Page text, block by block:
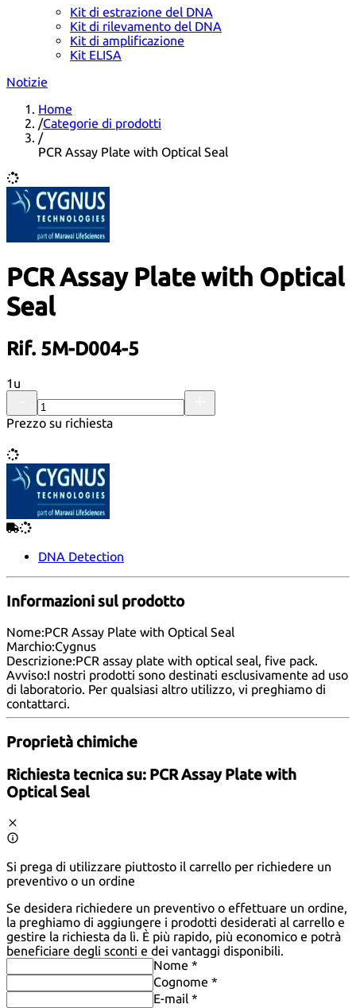
Kit di estrazione del DNA
Kit di rilevamento del DNA
Kit di amplificazione
Kit ELISA
Notizie
Home
/Categorie di prodotti
/
PCR Assay Plate with Optical Seal
PCR Assay Plate with Optical
Seal
Rif. 5M-D004-5
1u
Prezzo su richiesta
DNA Detection
Informazioni sul prodotto
Nome:PCR Assay Plate with Optical Seal
Marchio:Cygnus
Descrizione:PCR assay plate with optical seal, five pack.
Avviso:I nostri prodotti sono destinati esclusivamente ad uso
di laboratorio. Per qualsiasi altro utilizzo, vi preghiamo di
contattarci.
Proprietà chimiche
Richiesta tecnica su: PCR Assay Plate with
Optical Seal
Si prega di utilizzare piuttosto il carrello per richiedere un
preventivo o un ordine
Se desidera richiedere un preventivo o effettuare un ordine,
la preghiamo di aggiungere i prodotti desiderati al carrello e
gestire la richiesta da lì. È più rapido, più economico e potrà
beneficiare degli sconti e dei vantaggi disponibili.
Nome *
Cognome *
E-mail *